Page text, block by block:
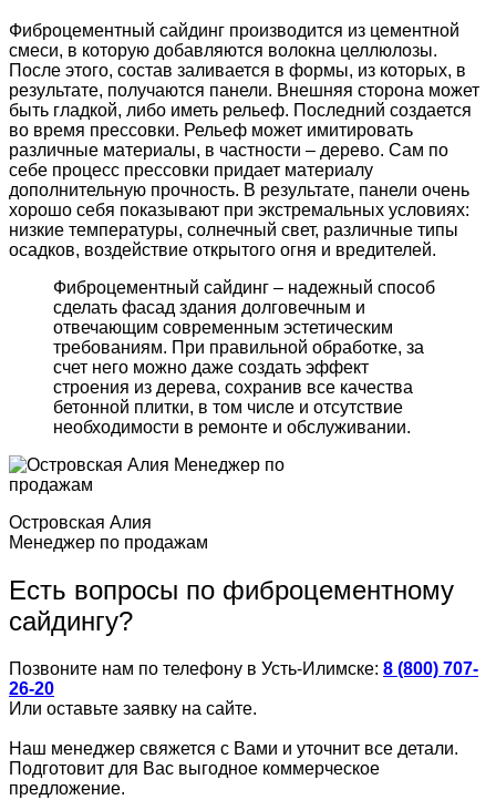
Фиброцементный сайдинг производится из цементной
смеси, в которую добавляются волокна целлюлозы.
После этого, состав заливается в формы, из которых, в
результате, получаются панели. Внешняя сторона может
быть гладкой, либо иметь рельеф. Последний создается
во время прессовки. Рельеф может имитировать
различные материалы, в частности – дерево. Сам по
себе процесс прессовки придает материалу
дополнительную прочность. В результате, панели очень
хорошо себя показывают при экстремальных условиях:
низкие температуры, солнечный свет, различные типы
осадков, воздействие открытого огня и вредителей.
Фиброцементный сайдинг – надежный способ
сделать фасад здания долговечным и
отвечающим современным эстетическим
требованиям. При правильной обработке, за
счет него можно даже создать эффект
строения из дерева, сохранив все качества
бетонной плитки, в том числе и отсутствие
необходимости в ремонте и обслуживании.
Островская Алия
Менеджер по продажам
Есть вопросы по фиброцементному
сайдингу?
Позвоните нам по телефону в Усть-Илимске: 8 (800) 707-
26-20
Или оставьте заявку на сайте.
Наш менеджер свяжется с Вами и уточнит все детали.
Подготовит для Вас выгодное коммерческое
предложение.